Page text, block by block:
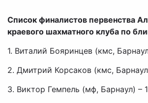
Список финалистов первенства
краевого шахматного клуба по
1.​ Виталий Бояринцев (кмс,
2.​ Дмитрий Корсаков (кмс,
3.​ Виктор Гемпель (мф, Барнаул) –